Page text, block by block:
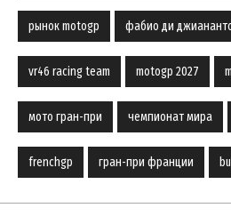
рынок motogp фабио ди
vr46 racing team motogp 2027
мото гран-при чемпионат мира
frenchgp гран-при франции